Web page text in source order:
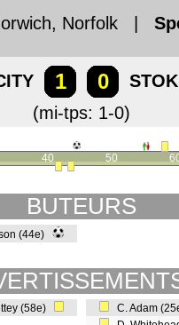
Norfolk |
1 0
(mi-tps: 1-0)
40 50
BUTEURS
(44e)
(58e)
C. Adam